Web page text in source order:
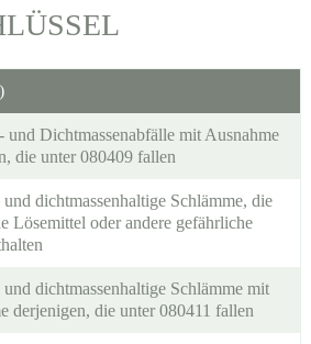
und Dichtmassenabfälle mit Ausnahme
die unter 080409 fallen
dichtmassenhaltige Schlämme, die
Lösemittel oder andere gefährliche
dichtmassenhaltige Schlämme mit
derjenigen, die unter 080411 fallen